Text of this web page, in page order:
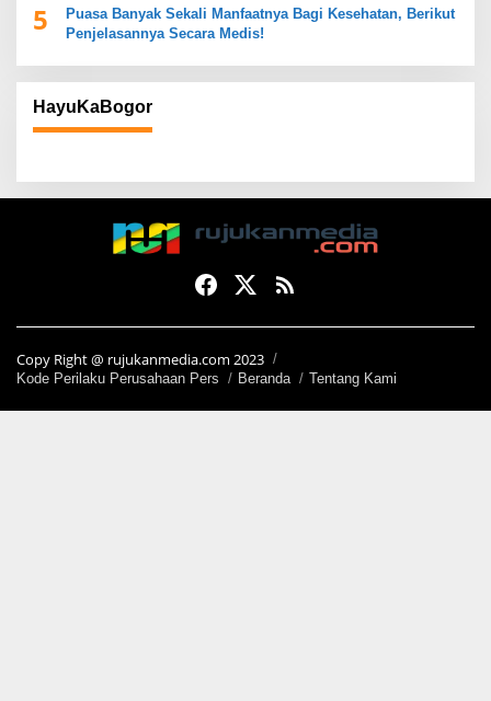
5
Puasa Banyak Sekali Manfaatnya Bagi Kesehatan, Berikut
Penjelasannya Secara Medis!
HayuKaBogor
Copy Right @ rujukanmedia.com 2023
Kode Perilaku Perusahaan Pers Beranda Tentang Kami